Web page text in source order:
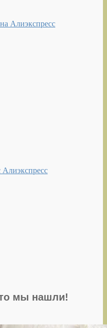
Алиэкспресс
Алиэкспресс
мы нашли!